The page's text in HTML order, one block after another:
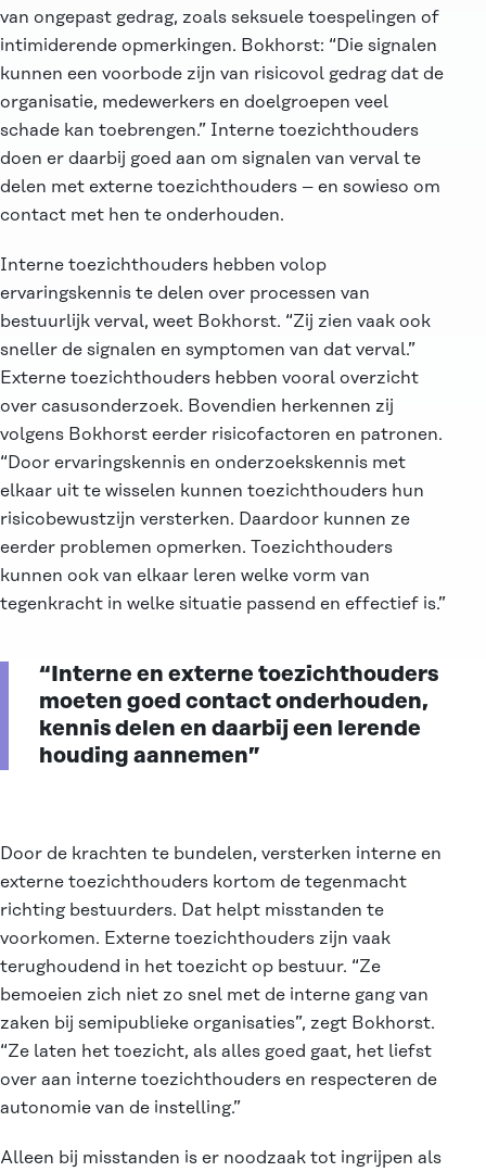
van ongepast gedrag, zoals seksuele toespelingen of
intimiderende opmerkingen. Bokhorst: “Die signalen
kunnen een voorbode zijn van risicovol gedrag dat de
organisatie, medewerkers en doelgroepen veel
schade kan toebrengen.” Interne toezichthouders
doen er daarbij goed aan om signalen van verval te
delen met externe toezichthouders – en sowieso om
contact met hen te onderhouden.
Interne toezichthouders hebben volop
ervaringskennis te delen over processen van
bestuurlijk verval, weet Bokhorst. “Zij zien vaak ook
sneller de signalen en symptomen van dat verval.”
Externe toezichthouders hebben vooral overzicht
over casusonderzoek. Bovendien herkennen zij
volgens Bokhorst eerder risicofactoren en patronen.
“Door ervaringskennis en onderzoekskennis met
elkaar uit te wisselen kunnen toezichthouders hun
risicobewustzijn versterken. Daardoor kunnen ze
eerder problemen opmerken. Toezichthouders
kunnen ook van elkaar leren welke vorm van
tegenkracht in welke situatie passend en effectief is.”
“Interne en externe toezichthouders
moeten goed contact onderhouden,
kennis delen en daarbij een lerende
houding aannemen”
Door de krachten te bundelen, versterken interne en
externe toezichthouders kortom de tegenmacht
richting bestuurders. Dat helpt misstanden te
voorkomen. Externe toezichthouders zijn vaak
terughoudend in het toezicht op bestuur. “Ze
bemoeien zich niet zo snel met de interne gang van
zaken bij semipublieke organisaties”, zegt Bokhorst.
“Ze laten het toezicht, als alles goed gaat, het liefst
over aan interne toezichthouders en respecteren de
autonomie van de instelling.”
Alleen bij misstanden is er noodzaak tot ingrijpen als